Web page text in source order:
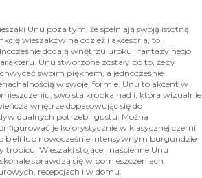
Unu poza tym, że spełniają swoją istotną
wieszaków na odzież i akcesoria, to
dodają wnętrzu uroku i fantazyjnego
Unu stworzone zostały po to, żeby
swoim pięknem, a jednocześnie
w swojej formie. Unu to akcent w
swoista kropka nad i, która wizualnie
wnętrze dopasowując się do
potrzeb i gustu. Można
je kolorystycznie w klasycznej czerni
bieli lub nowocześnie intensywnym burgundzie
tropicu. Wieszaki stojące i naścienne Unu
sprawdzą się w pomieszczeniach
recepcjach i w domu.